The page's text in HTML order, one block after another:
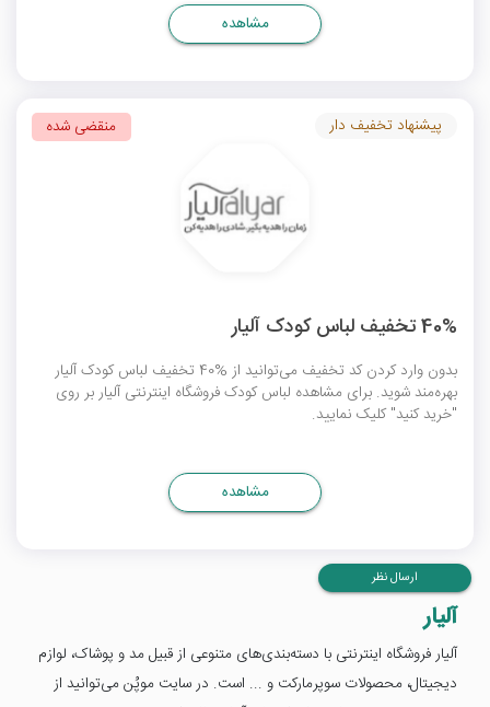
مشاهده
40% تخفیف لباس کودک آلیار
بدون وارد کردن کد تخفیف می‌توانید از %40 تخفیف لباس کودک آلیار
بهره‌مند شوید. برای مشاهده لباس کودک فروشگاه اینترنتی آلیار بر روی
"خرید کنید" کلیک نمایید.
پیشنهاد تخفیف دار منقضی شده
مشاهده
ارسال نظر
آلیار
آلیار فروشگاه اینترنتی با دسته‌بندی‌های متنوعی از قبیل مد و پوشاک، لوازم
دیجیتال، محصولات سوپرمارکت و ... است. در سایت موپُن می‌توانید از